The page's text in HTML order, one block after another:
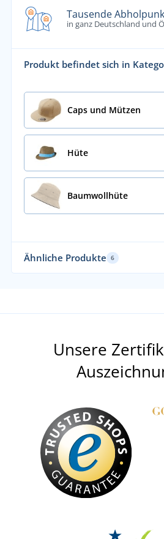
Tausende
in ganz Deutschland und
Produkt befindet sich in
Caps und Mützen
Hüte
Baumwollhüte
Ähnliche Produkte 6
Damen Hut
Unsere